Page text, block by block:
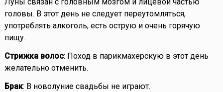
головы. В этот день не следует переутомляться,
употреблять алкоголь, есть острую и очень горячую
пищу.
Стрижка волос: Поход в парикмахерскую в этот день
желательно отменить.
Брак: В новолуние свадьбы не играют.